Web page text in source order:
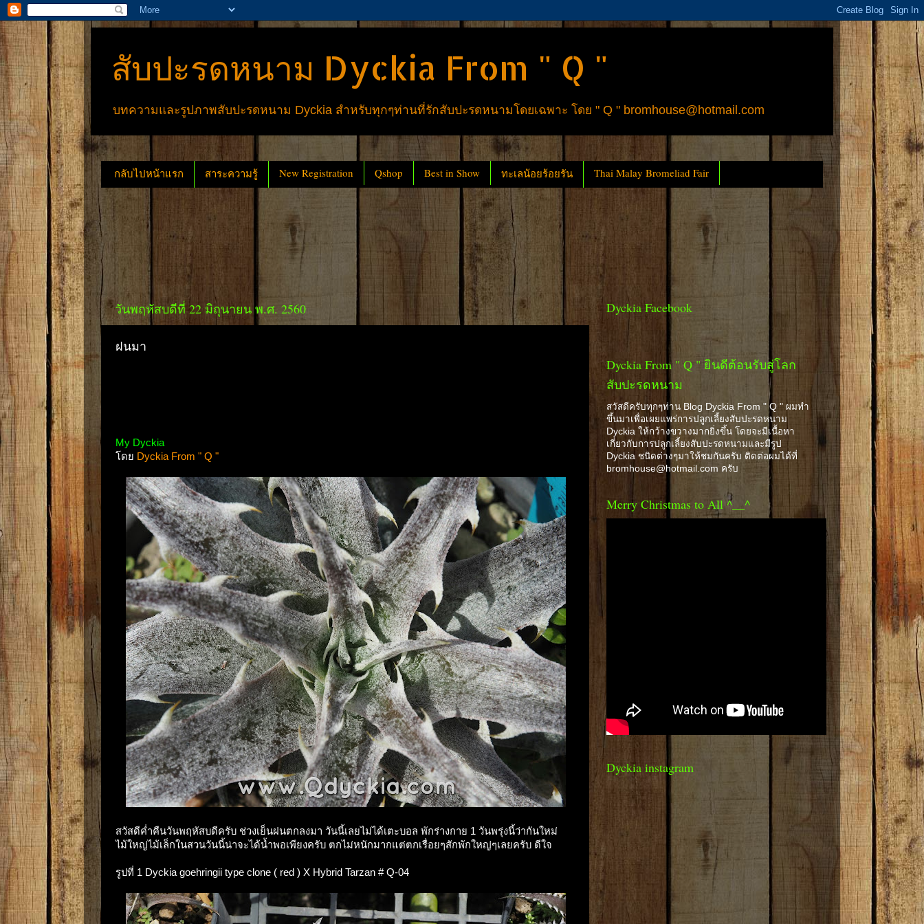
สับปะรดหนาม Dyckia From " Q "
บทความและรูปภาพสับปะรดหนาม Dyckia สำหรับทุกๆท่านที่รักสับปะรดหนามโดยเฉพาะ โดย " Q " bromhouse@hotmail.com
กลับไปหน้าแรก สาระความรู้ New Registration Qshop Best in Show ทะเลน้อยร้อยรัน Thai Malay Bromeliad Fair
วันพฤหัสบดีที่ 22 มิถุนายน พ.ศ. 2560
ฝนมา
My Dyckia
โดย Dyckia From " Q "
สวัสดีค่ำคืนวันพฤหัสบดีครับ ช่วงเย็นฝนตกลงมา วันนี้เลยไม่ได้เตะบอล พักร่างกาย 1 วันพรุ่งนี้ว่ากันใหม่
ไม้ใหญ่ไม้เล็กในสวนวันนี้น่าจะได้น้ำพอเพียงครับ ตกไม่หนักมากแต่ตกเรื่อยๆสักพักใหญ่ๆเลยครับ ดีใจ
รูปที่ 1 Dyckia goehringii type clone ( red ) X Hybrid Tarzan # Q-04
Dyckia Facebook
Dyckia From " Q " ยินดีต้อนรับสู่โลก
สับปะรดหนาม
สวัสดีครับทุกๆท่าน Blog Dyckia From " Q " ผมทำ
ขึ้นมาเพื่อเผยแพร่การปลูกเลี้ยงสับปะรดหนาม
Dyckia ให้กว้างขวางมากยิ่งขึ้น โดยจะมีเนื้อหา
เกี่ยวกับการปลูกเลี้ยงสับปะรดหนามและมีรูป
Dyckia ชนิดต่างๆมาให้ชมกันครับ ติดต่อผมได้ที่
bromhouse@hotmail.com ครับ
Merry Christmas to All ^__^
Dyckia instagram